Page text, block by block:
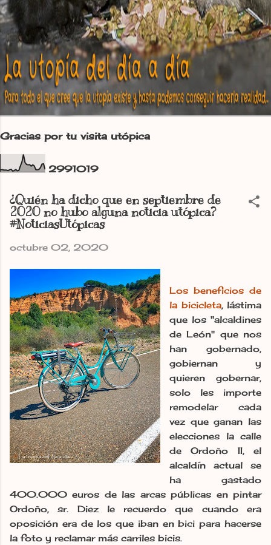
Gracias por tu visita utópica
2991019
¿Quién ha dicho que en septiembre de
2020 no hubo alguna noticia utópica?
#NoticiasUtópicas
octubre 02, 2020
Los beneficios de
la bicicleta, lástima
que los "alcaldines
de León" que nos
han gobernado,
gobiernan y
quieren gobernar,
solo les importe
remodelar cada
vez que ganan las
elecciones la calle
de Ordoño II, el
alcaldín actual se
ha gastado
400.000 euros de las arcas públicas en pintar
Ordoño, sr. Diez le recuerdo que cuando era
oposición era de los que iban en bici para hacerse
la foto y reclamar más carriles bicis.